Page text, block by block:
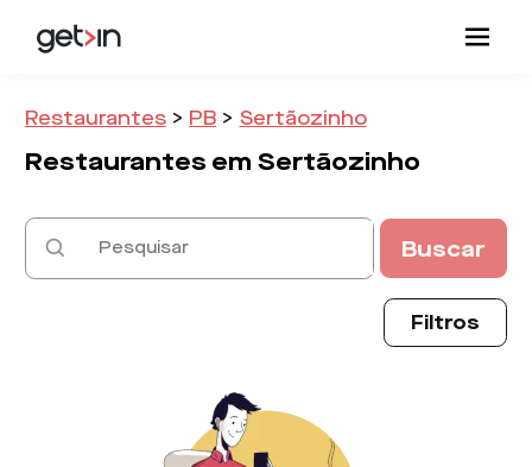
Restaurantes > PB > Sertãozinho
Restaurantes emSertãozinho
Buscar
Filtros